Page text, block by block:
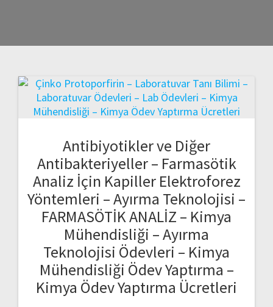
Antibiyotikler ve Diğer
Antibakteriyeller – Farmasötik
Analiz İçin Kapiller Elektroforez
Yöntemleri – Ayırma Teknolojisi –
FARMASÖTİK ANALİZ – Kimya
Mühendisliği – Ayırma
Teknolojisi Ödevleri – Kimya
Mühendisliği Ödev Yaptırma –
Kimya Ödev Yaptırma Ücretleri